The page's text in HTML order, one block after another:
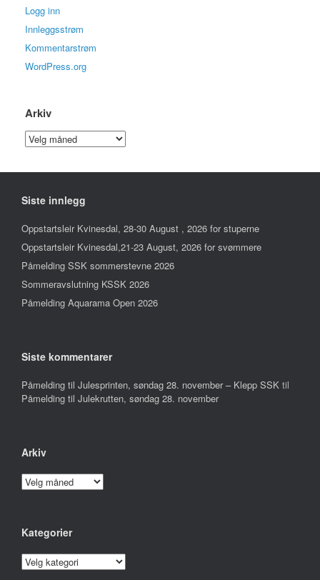
Logg inn
Innleggsstrøm
Kommentarstrøm
WordPress.org
Arkiv
Arkiv
Siste innlegg
Oppstartsleir Kvinesdal, 28-30 August , 2026 for stuperne
Oppstartsleir Kvinesdal,21-23 August, 2026 for svømmere
Påmelding SSK sommerstevne 2026
Sommeravslutning KSSK 2026
Påmelding Aquarama Open 2026
Siste kommentarer
Påmelding til Julesprinten, søndag 28. november – Klepp SSK til
Påmelding til Julekrutten, søndag 28. november
Arkiv
Arkiv
Kategorier
Kategorier